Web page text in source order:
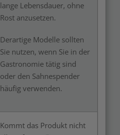
lange Lebensdauer, ohne
Rost anzusetzen.
Derartige Modelle sollten
Sie nutzen, wenn Sie in der
Gastronomie tätig sind
oder den Sahnespender
häufig verwenden.
Kommt das Produkt nicht